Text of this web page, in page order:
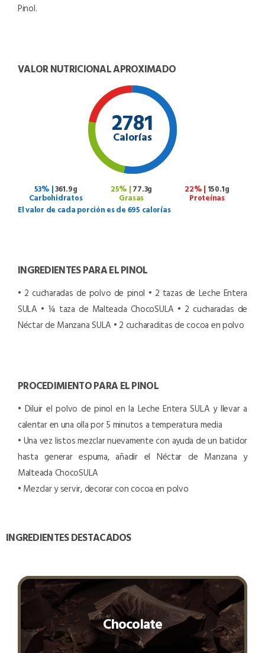
Pinol.
VALOR NUTRICIONAL APROXIMADO
2781
Calorías
53% |361.9g
Carbohidratos
25% | 77.3g
Grasas
22% | 150.1g
Proteínas
El valor de cada porción es de 695 calorías
INGREDIENTES PARA EL PINOL
• 2 cucharadas de polvo de pinol • 2 tazas de Leche Entera
SULA • ¼ taza de Malteada ChocoSULA • 2 cucharadas de
Néctar de Manzana SULA • 2 cucharaditas de cocoa en polvo
PROCEDIMIENTO PARA EL PINOL
• Diluir el polvo de pinol en la Leche Entera SULA y llevar a
calentar en una olla por 5 minutos a temperatura media
• Una vez listos mezclar nuevamente con ayuda de un batidor
hasta generar espuma, añadir el Néctar de Manzana y
Malteada ChocoSULA
• Mezclar y servir, decorar con cocoa en polvo
INGREDIENTES DESTACADOS
Chocolate